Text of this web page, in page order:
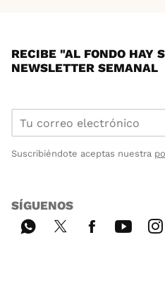
RECIBE "AL FONDO HAY
NEWSLETTER SEMANAL
Suscribiéndote aceptas nuestra
SÍGUENOS